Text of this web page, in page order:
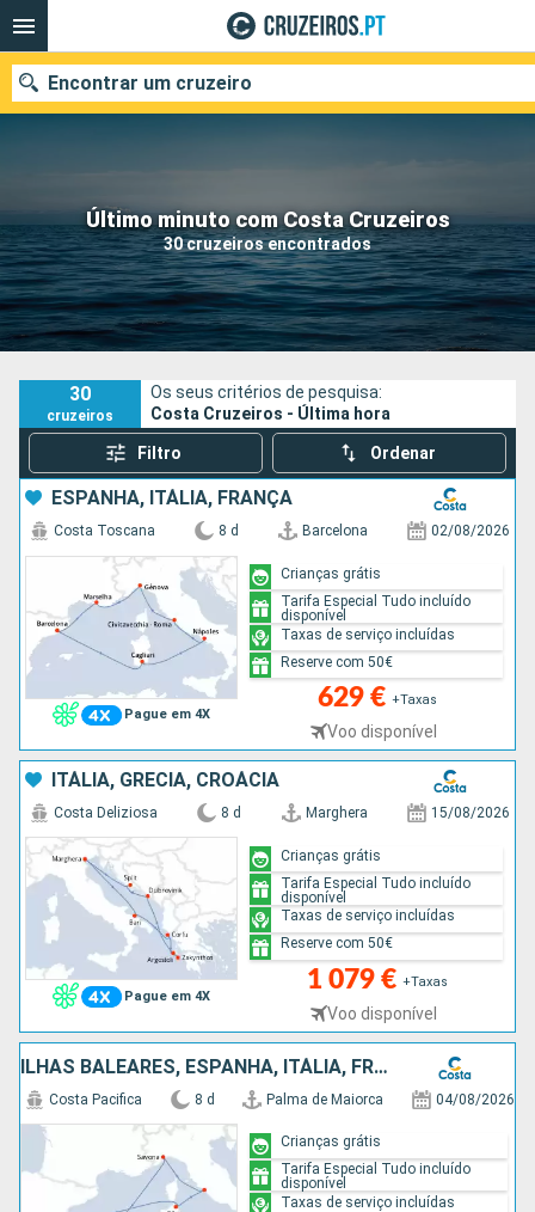
Último minuto com Costa Cruzeiros
30 cruzeiros encontrados
Encontrar um cruzeiro
Quando ir?
Data de partida
Portos Companhias
Pesquisar
30
cruzeiros
Os seus critérios de pesquisa:
Costa Cruzeiros - Última hora
Filtro Ordenar
ESPANHA, ITÁLIA, FRANÇA
Pague em 4X
Costa Toscana 8 d Barcelona 02/08/2026
629 € +Taxas
Voo disponível
Crianças grátis
Tarifa Especial Tudo incluído
disponível
Taxas de serviço incluídas
Reserve com 50€
ITÁLIA, GRÉCIA, CROÁCIA
Pague em 4X
Costa Deliziosa 8 d Marghera 15/08/2026
1 079 € +Taxas
Voo disponível
Crianças grátis
Tarifa Especial Tudo incluído
disponível
Taxas de serviço incluídas
Reserve com 50€
ILHAS BALEARES, ESPANHA, ITÁLIA, FRANÇA
Costa Pacifica 8 d Palma de Maiorca 04/08/2026
Crianças grátis
Tarifa Especial Tudo incluído
disponível
Taxas de serviço incluídas